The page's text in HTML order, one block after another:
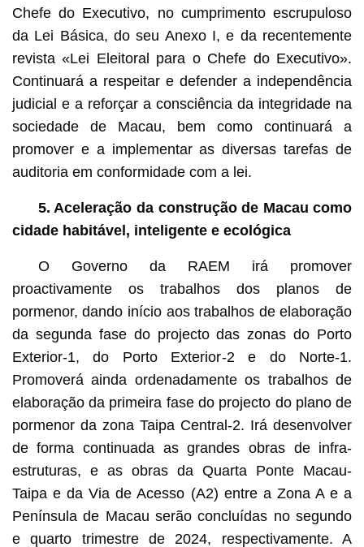
Chefe do Executivo, no cumprimento escrupuloso
da Lei Básica, do seu Anexo I, e da recentemente
revista «Lei Eleitoral para o Chefe do Executivo».
Continuará a respeitar e defender a independência
judicial e a reforçar a consciência da integridade na
sociedade de Macau, bem como continuará a
promover e a implementar as diversas tarefas de
auditoria em conformidade com a lei.
5. Aceleração da construção de Macau como
cidade habitável, inteligente e ecológica
O Governo da RAEM irá promover
proactivamente os trabalhos dos planos de
pormenor, dando início aos trabalhos de elaboração
da segunda fase do projecto das zonas do Porto
Exterior-1, do Porto Exterior-2 e do Norte-1.
Promoverá ainda ordenadamente os trabalhos de
elaboração da primeira fase do projecto do plano de
pormenor da zona Taipa Central-2. Irá desenvolver
de forma continuada as grandes obras de infra-
estruturas, e as obras da Quarta Ponte Macau-
Taipa e da Via de Acesso (A2) entre a Zona A e a
Península de Macau serão concluídas no segundo
e quarto trimestre de 2024, respectivamente. A